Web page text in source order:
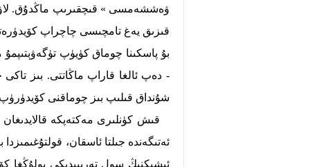
ۋەششەمسى » قىچقىرىپ ماڭدۇق.
قىزىق يەغ تامچىسى چاچراپ
بۇ پاسكىنا چوماق كۈيۈپ تۈگەۋېتىپمۇ
- دەپ ئالغا قاراپ ماڭاتتى. بىز
شۇنداق قىلىپ بىز چوماقنى
قىش كۈنلىرى مەكتەپكە
ئەتىگەندە جىلتا ئاسقان،
ئىشىكنىڭ سول تەرىپىدىكى بولۇڭغا